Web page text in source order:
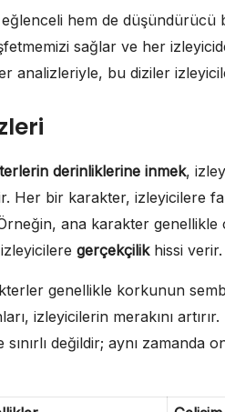
hem de
sağlar ve her
analizleriyle, bu diziler
derinliklerine inmek,
Her bir karakter, izleyicilere
ana karakter genellikle
gerçekçilikhissi verir.
genellikle korkunun
izleyicilerin merakını
değildir; aynı zamanda